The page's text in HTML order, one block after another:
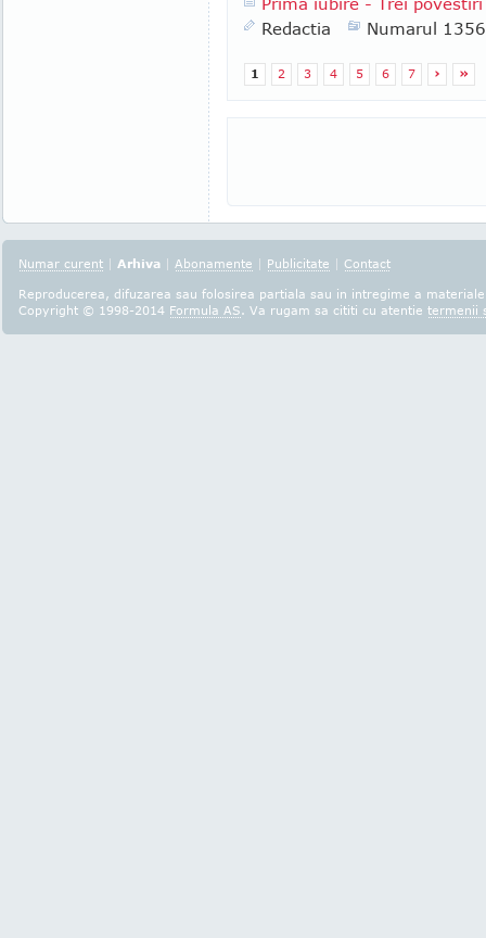
Redactia
Numarul 1356
1 2 3 4 5 6 7 › »
Numar curent | Arhiva | Abonamente | Publicitate | Contact
Reproducerea, difuzarea sau folosirea partiala sau in intregime a
Copyright © 1998-2014 Formula AS. Va rugam sa cititi cu atentie termenii